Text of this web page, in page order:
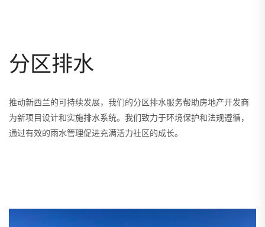
分区排水
推动新西兰的可持续发展，我们的分区排水服务帮助房地产开发商
为新项目设计和实施排水系统。我们致力于环境保护和法规遵循，
通过有效的雨水管理促进充满活力社区的成长。